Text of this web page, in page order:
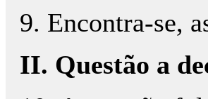
9. Encontra-se,
II. Questão a